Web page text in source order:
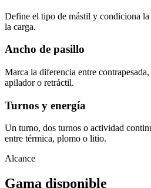
Define el tipo de mástil y condiciona
la carga.
Ancho de pasillo
Marca la diferencia entre
apilador o retráctil.
Turnos y energía
Un turno, dos turnos o actividad
entre térmica, plomo o litio.
Alcance
Gama disponible